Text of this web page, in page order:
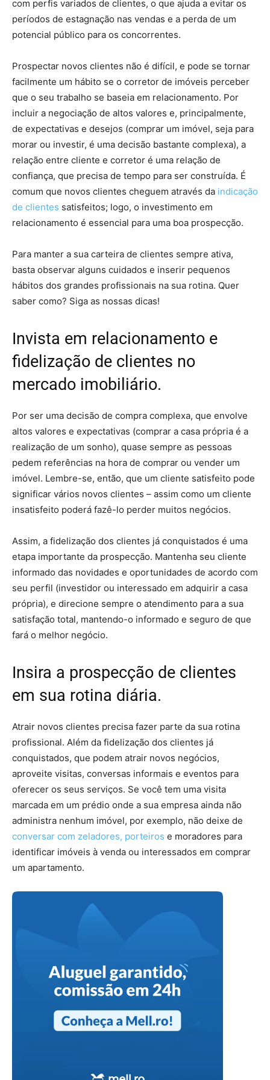
com perfis variados de clientes, o que ajuda a evitar os
períodos de estagnação nas vendas e a perda de um
potencial público para os concorrentes.
Prospectar novos clientes não é difícil, e pode se tornar
facilmente um hábito se o corretor de imóveis perceber
que o seu trabalho se baseia em relacionamento. Por
incluir a negociação de altos valores e, principalmente,
de expectativas e desejos (comprar um imóvel, seja para
morar ou investir, é uma decisão bastante complexa), a
relação entre cliente e corretor é uma relação de
confiança, que precisa de tempo para ser construída. É
comum que novos clientes cheguem através da indicação
de clientes satisfeitos; logo, o investimento em
relacionamento é essencial para uma boa prospecção.
Para manter a sua carteira de clientes sempre ativa,
basta observar alguns cuidados e inserir pequenos
hábitos dos grandes profissionais na sua rotina. Quer
saber como? Siga as nossas dicas!
Invista em relacionamento e
fidelização de clientes no
mercado imobiliário.
Por ser uma decisão de compra complexa, que envolve
altos valores e expectativas (comprar a casa própria é a
realização de um sonho), quase sempre as pessoas
pedem referências na hora de comprar ou vender um
imóvel. Lembre-se, então, que um cliente satisfeito pode
significar vários novos clientes – assim como um cliente
insatisfeito poderá fazê-lo perder muitos negócios.
Assim, a fidelização dos clientes já conquistados é uma
etapa importante da prospecção. Mantenha seu cliente
informado das novidades e oportunidades de acordo com
seu perfil (investidor ou interessado em adquirir a casa
própria), e direcione sempre o atendimento para a sua
satisfação total, mantendo-o informado e seguro de que
fará o melhor negócio.
Insira a prospecção de clientes
em sua rotina diária.
Atrair novos clientes precisa fazer parte da sua rotina
profissional. Além da fidelização dos clientes já
conquistados, que podem atrair novos negócios,
aproveite visitas, conversas informais e eventos para
oferecer os seus serviços. Se você tem uma visita
marcada em um prédio onde a sua empresa ainda não
administra nenhum imóvel, por exemplo, não deixe de
conversar com zeladores, porteiros e moradores para
identificar imóveis à venda ou interessados em comprar
um apartamento.